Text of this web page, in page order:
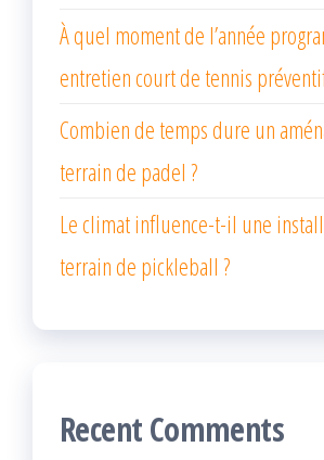
À quel moment de l’année
entretien court de tennis
Combien de temps dure un
terrain de padel ?
Le climat influence-t-il une
terrain de pickleball ?
Recent Comments